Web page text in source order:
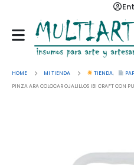
HOME MI TIENDA TIENDA,
PINZA ARA COLOCAR OJALILLOS IBI CRAFT CON